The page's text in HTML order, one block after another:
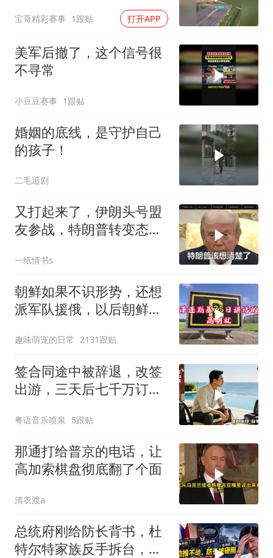
宝哥精彩赛事 1跟贴 打开APP
美军后撤了，这个信号很
不寻常
小豆豆赛事 1跟贴
婚姻的底线，是守护自己
的孩子！
二毛追剧
又打起来了，伊朗头号盟
友参战，特朗普转变态
一纸情书s
朝鲜如果不识形势，还想
派军队援俄，以后朝鲜如
趣味萌宠的日常 2131跟贴
签合同途中被辞退，改签
出游，三天后七千万订单
粤语音乐喷泉 5跟贴
那通打给普京的电话，让
高加索棋盘彻底翻了个面
清衣渡a
总统府刚给防长背书，杜
特尔特家族反手拆台，马